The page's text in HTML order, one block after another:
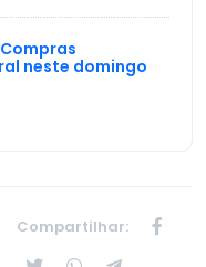
neste domingo
Compartilhar: